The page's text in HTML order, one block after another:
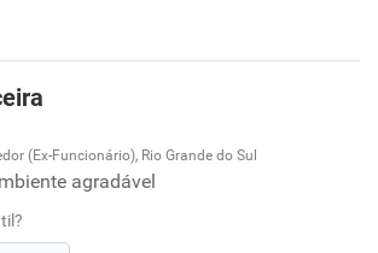
promoção
(Ex-Funcionário), Rio Grande do Sul
agradável